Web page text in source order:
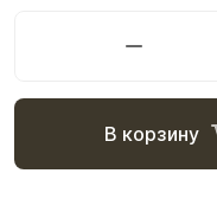
В корзину